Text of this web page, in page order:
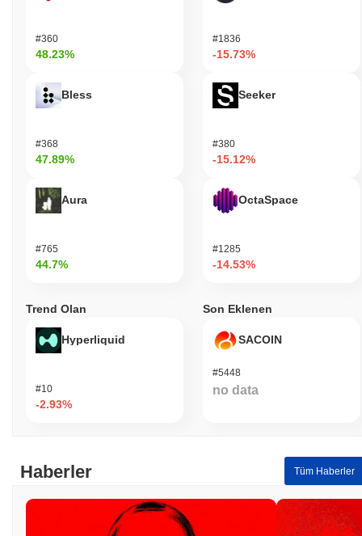
#360
48.23%
Bless
#368
47.89%
Aura
#765
44.7%
#1836
-15.73%
Seeker
#380
-15.12%
OctaSpace
#1285
-14.53%
Trend Olan
Hyperliquid
#10
-2.93%
Son Eklenen
SACOIN
#5448
no data
Haberler Tüm Haberler